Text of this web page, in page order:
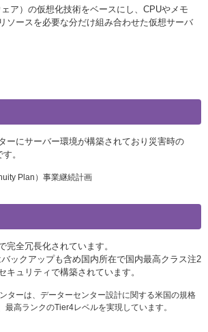
ア）の仮想化技術をベースにし、CPUやメモ
ソースを必要な分だけ組み合わせた仮想サーバ
ーにサーバー環境が構築されており災害時の
。
Plan）事業継続計画
完全冗長化されています。
ックアップも含め国内所在で国内最高クラス注2
キュリティで構築されています。
ターは、データーセンター設計に関する米国の規格
最高ランクのTier4レベルを実現しています。